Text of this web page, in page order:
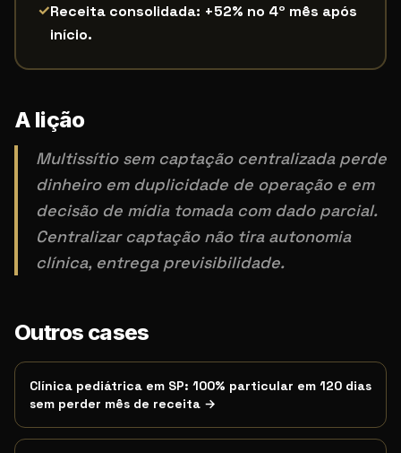
✓Receita consolidada: +52% no 4º mês após
início.
A lição
Multissítio sem captação centralizada perde
dinheiro em duplicidade de operação e em
decisão de mídia tomada com dado parcial.
Centralizar captação não tira autonomia
clínica, entrega previsibilidade.
Termos de busca relacionados
Outros cases
Clínica pediátrica em SP: 100% particular em 120 dias
sem perder mês de receita →